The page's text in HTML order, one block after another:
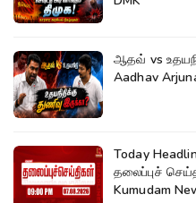
ஆதவ் vs
Aadhav
Today
தலைப்புச்
Kumudam